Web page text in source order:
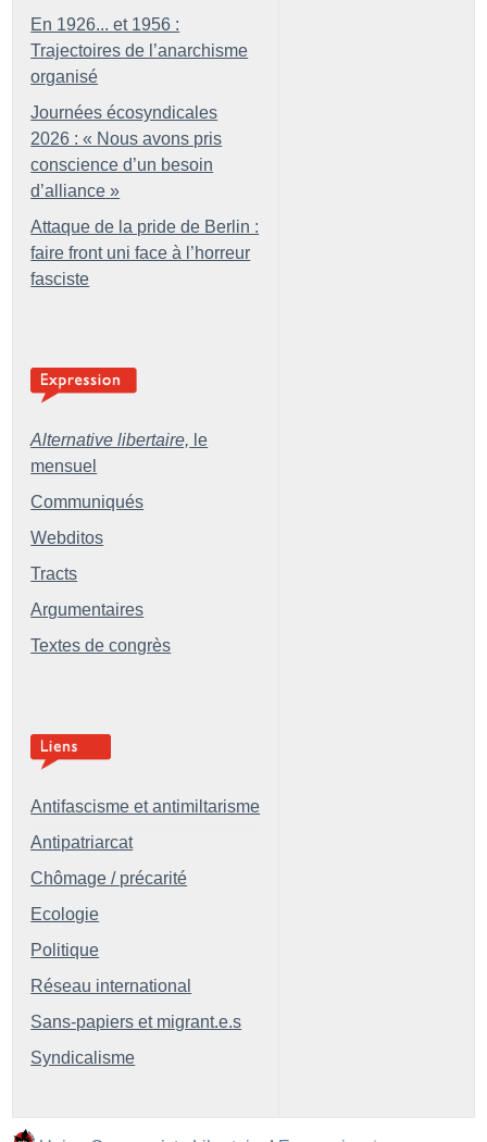
En 1926... et 1956 :
Trajectoires de l’anarchisme
organisé
Journées écosyndicales
2026 : « Nous avons pris
conscience d’un besoin
d’alliance »
Attaque de la pride de Berlin :
faire front uni face à l’horreur
fasciste
Alternative libertaire, le
mensuel
Communiqués
Webditos
Tracts
Argumentaires
Textes de congrès
Antifascisme et antimiltarisme
Antipatriarcat
Chômage / précarité
Ecologie
Politique
Réseau international
Sans-papiers et migrant.e.s
Syndicalisme